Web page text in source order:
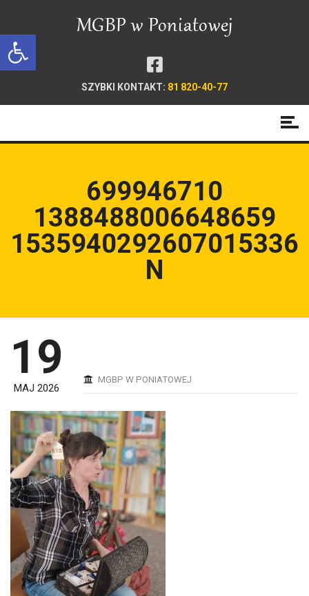
Open toolbar
SZYBKI KONTAKT: 81 820-40-77
699946710
1388488006648659
1535940292607015336
N
19
MAJ 2026
MGBP W PONIATOWEJ